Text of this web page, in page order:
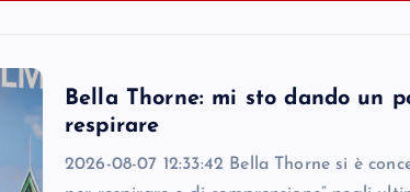
Bella Thorne: mi sto dando un
respirare
2026-08-07 12:33:42 Bella Thorne si è